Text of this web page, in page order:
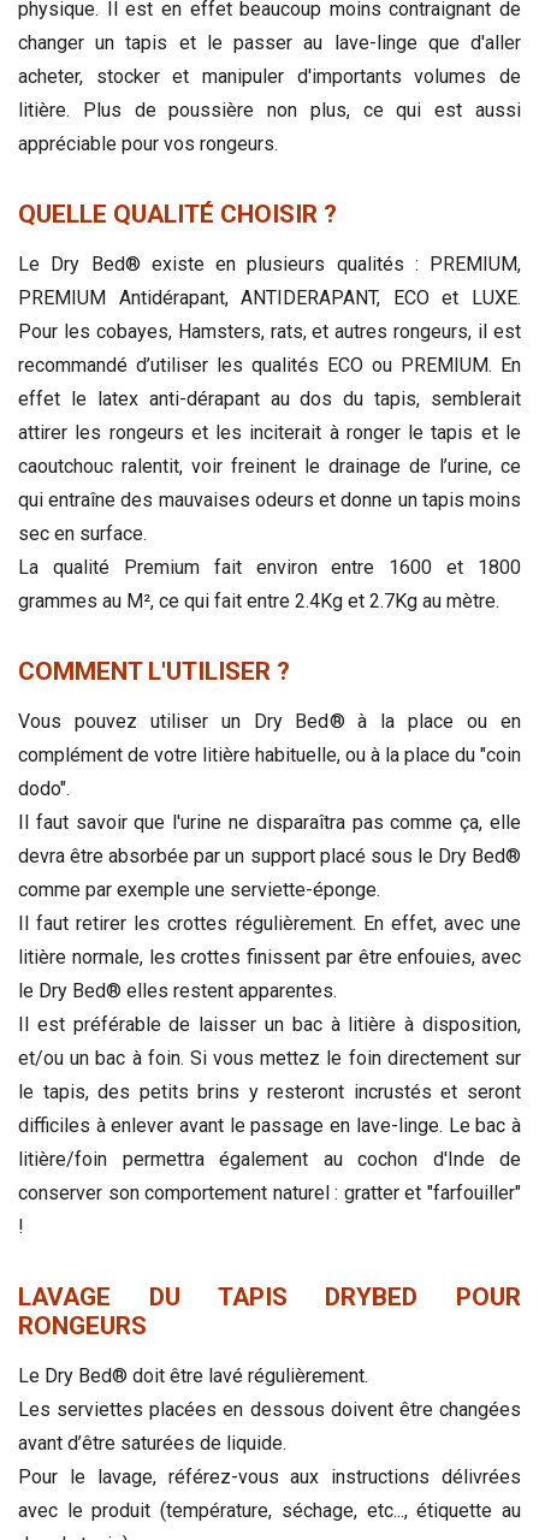
physique. Il est en effet beaucoup moins contraignant de
changer un tapis et le passer au lave-linge que d'aller
acheter, stocker et manipuler d'importants volumes de
litière. Plus de poussière non plus, ce qui est aussi
appréciable pour vos rongeurs.
QUELLE QUALITÉ CHOISIR ?
Le Dry Bed® existe en plusieurs qualités : PREMIUM,
PREMIUM Antidérapant, ANTIDERAPANT, ECO et LUXE.
Pour les cobayes, Hamsters, rats, et autres rongeurs, il est
recommandé d’utiliser les qualités ECO ou PREMIUM. En
effet le latex anti-dérapant au dos du tapis, semblerait
attirer les rongeurs et les inciterait à ronger le tapis et le
caoutchouc ralentit, voir freinent le drainage de l’urine, ce
qui entraîne des mauvaises odeurs et donne un tapis moins
sec en surface.
La qualité Premium fait environ entre 1600 et 1800
grammes au M², ce qui fait entre 2.4Kg et 2.7Kg au mètre.
COMMENT L'UTILISER ?
Vous pouvez utiliser un Dry Bed® à la place ou en
complément de votre litière habituelle, ou à la place du "coin
dodo".
Il faut savoir que l'urine ne disparaîtra pas comme ça, elle
devra être absorbée par un support placé sous le Dry Bed®
comme par exemple une serviette-éponge.
Il faut retirer les crottes régulièrement. En effet, avec une
litière normale, les crottes finissent par être enfouies, avec
le Dry Bed® elles restent apparentes.
Il est préférable de laisser un bac à litière à disposition,
et/ou un bac à foin. Si vous mettez le foin directement sur
le tapis, des petits brins y resteront incrustés et seront
difficiles à enlever avant le passage en lave-linge. Le bac à
litière/foin permettra également au cochon d'Inde de
conserver son comportement naturel : gratter et "farfouiller"
!
LAVAGE DU TAPIS DRYBED POUR
RONGEURS
Le Dry Bed® doit être lavé régulièrement.
Les serviettes placées en dessous doivent être changées
avant d’être saturées de liquide.
Pour le lavage, référez-vous aux instructions délivrées
avec le produit (température, séchage, etc..., étiquette au